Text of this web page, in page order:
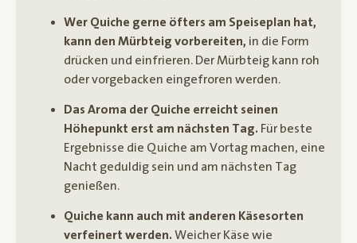
Wer Quiche gerne öfters am Speiseplan hat,
kann den Mürbteig vorbereiten, in die Form
drücken und einfrieren. Der Mürbteig kann roh
oder vorgebacken eingefroren werden.
Das Aroma der Quiche erreicht seinen
Höhepunkt erst am nächsten Tag. Für beste
Ergebnisse die Quiche am Vortag machen, eine
Nacht geduldig sein und am nächsten Tag
genießen.
Quiche kann auch mit anderen Käsesorten
verfeinert werden. Weicher Käse wie